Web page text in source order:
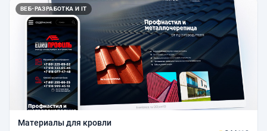
ВЕБ-РАЗРАБОТКА И IT
Материалы для кровли